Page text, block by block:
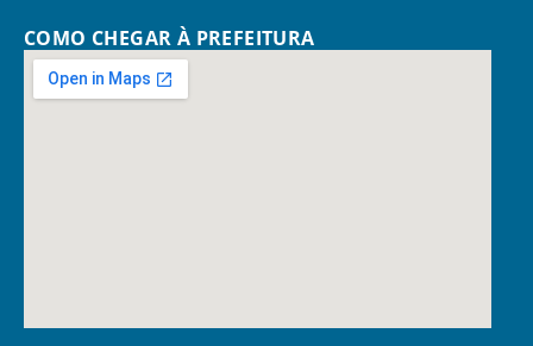
COMO CHEGAR À PREFEITURA